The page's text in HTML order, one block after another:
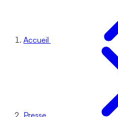
Accueil
Presse